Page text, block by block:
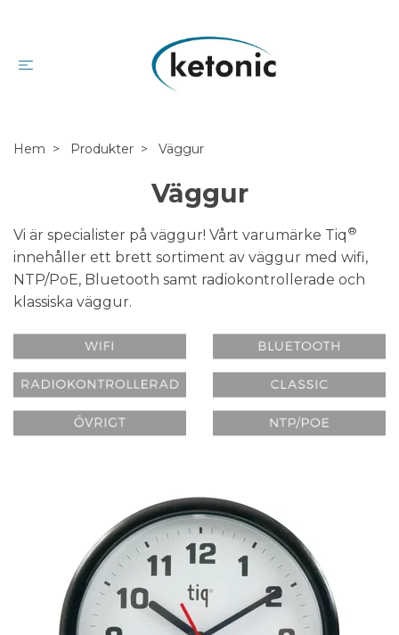
Hem Produkter Väggur
Väggur
Vi är specialister på väggur! Vårt varumärke Tiq ®
innehåller ett brett sortiment av väggur med wifi,
NTP/PoE, Bluetooth samt radiokontrollerade och
klassiska väggur.